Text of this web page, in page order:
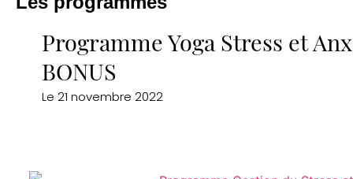
Programme Yoga Stress et
BONUS
Le 21 novembre 2022